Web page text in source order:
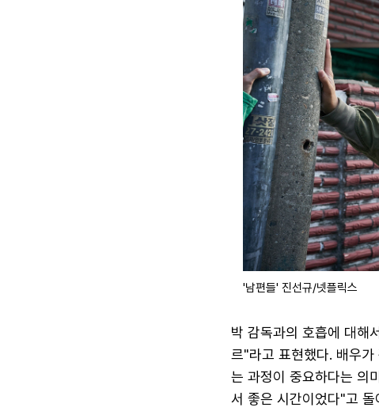
'남편들' 진선규/넷플릭스
박 감독과의 호흡에 대해
르"라고 표현했다. 배우
는 과정이 중요하다는 의
서 좋은 시간이었다"고 돌